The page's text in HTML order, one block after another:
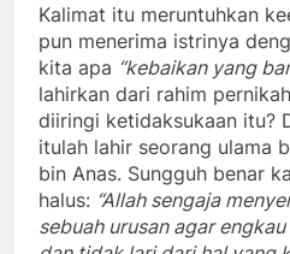
Kalimat itu meruntuhkan
pun menerima istrinya
kita apa “kebaikan yang
lahirkan dari rahim
diiringi ketidaksukaan itu?
itulah lahir seorang ulama
bin Anas. Sungguh benar
halus: “Allah sengaja
sebuah urusan agar